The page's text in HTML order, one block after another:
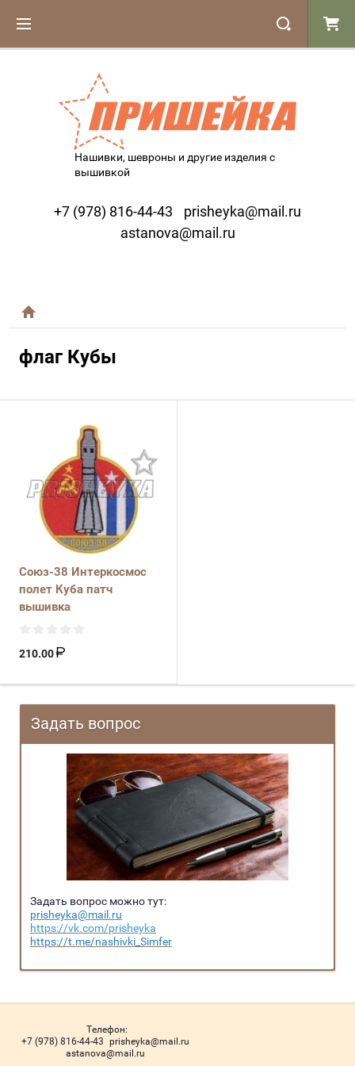
Нашивки, шевроны и другие изделия с
вышивкой
+7 (978) 816-44-43
prisheyka@mail.ru
astanova@mail.ru
флаг Кубы
Союз-38 Интеркосмос
полет Куба патч
вышивка
210.00
Задать вопрос
Задать вопрос можно тут:
prisheyka@mail.ru
https://vk.com/prisheyka
https://t.me/nashivki_Simfer
Телефон:
+7 (978) 816-44-43 prisheyka@mail.ru
astanova@mail.ru